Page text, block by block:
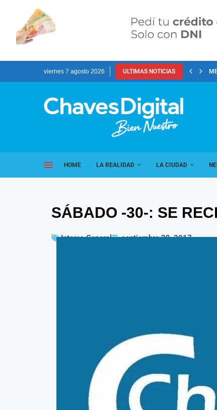
viernes 7 agosto 2026 ULTIMAS NOTICIAS
HOME LA REALIDAD LA CIUDAD
SÁBADO -30-: SE
Interes General septiembre 29, 2017